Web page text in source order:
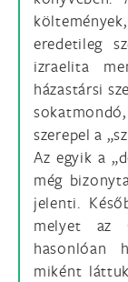
eredetileg
izraelita
házastársi
szerepel a
Az egyik a
még
jelenti.
melyet az
hasonlóan
miként